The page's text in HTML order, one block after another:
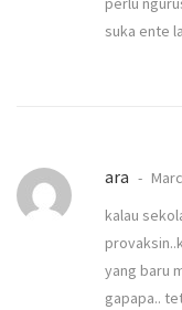
suka ente
ara
kalau
yang baru
gapapa..